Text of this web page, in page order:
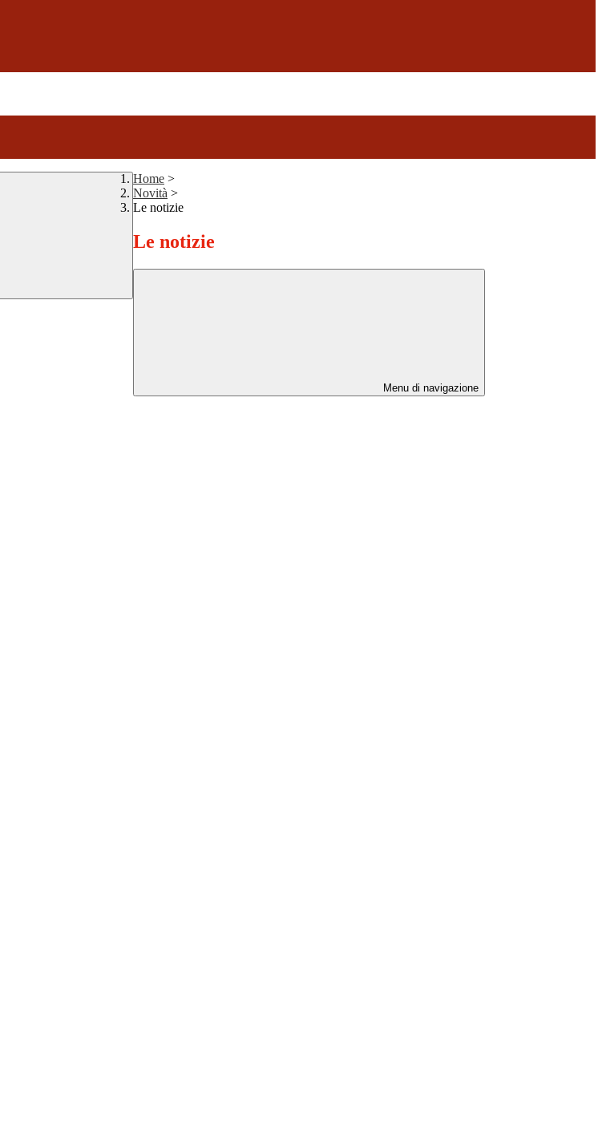
Home >
Novità >
Le notizie
Le notizie
Menu di navigazione